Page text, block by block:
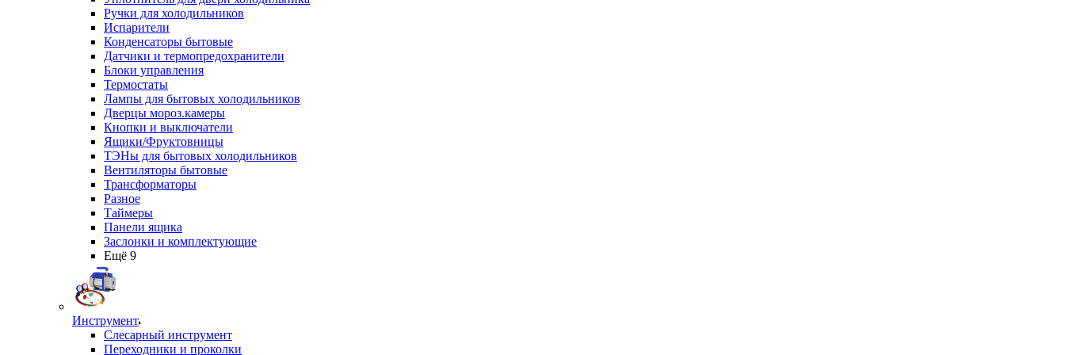
Ручки для холодильников
Испарители
Конденсаторы бытовые
Датчики и термопредохранители
Блоки управления
Термостаты
Лампы для бытовых холодильников
Дверцы мороз.камеры
Кнопки и выключатели
Ящики/Фруктовницы
ТЭНы для бытовых холодильников
Вентиляторы бытовые
Трансформаторы
Разное
Таймеры
Панели ящика
Заслонки и комплектующие
Ещё 9
Инструмент
Слесарный инструмент
Переходники и проколки